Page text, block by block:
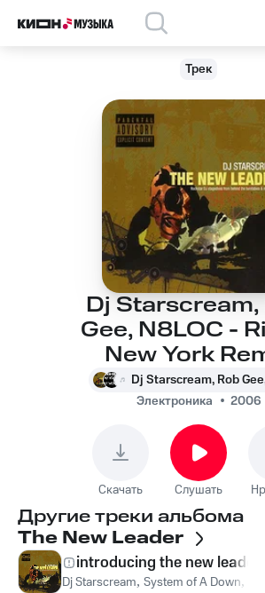
Трек
Dj Starscream,
Gee, N8LOC -
New York
Электроника
2006
Скачать Слушать
Другие треки альбома
The New Leader
introducing the new leader
Dj Starscream, System of A Down,